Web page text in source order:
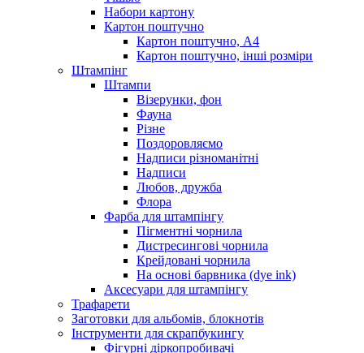
Набори картону
Картон поштучно
Картон поштучно, А4
Картон поштучно, інші розміри
Штампінг
Штампи
Візерунки, фон
Фауна
Різне
Поздоровляємо
Надписи різноманітні
Надписи
Любов, дружба
Флора
Фарба для штампінгу
Пігментні чорнила
Дистресингові чорнила
Крейдовані чорнила
На основі барвника (dye ink)
Аксесуари для штампінгу
Трафарети
Заготовки для альбомів, блокнотів
Інструменти для скрапбукингу
Фігурні діркопробивачі